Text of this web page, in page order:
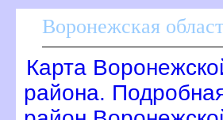
оронежская
Карта
района.